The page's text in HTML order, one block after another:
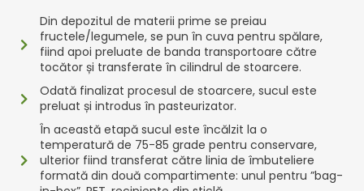
Din depozitul de materii prime se preiau
fructele/legumele, se pun în cuva pentru spălare,
fiind apoi preluate de banda transportoare către
tocător și transferate în cilindrul de stoarcere.
Odată finalizat procesul de stoarcere, sucul este
preluat și introdus în pasteurizator.
În această etapă sucul este încălzit la o
temperatură de 75-85 grade pentru conservare,
ulterior fiind transferat către linia de îmbuteliere
formată din două compartimente: unul pentru ”bag-